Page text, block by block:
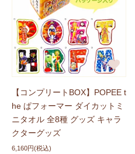
【コンプリートBOX】POPEE t
he ぱフォーマー ダイカットミ
ニタオル 全8種 グッズ キャラ
クターグッズ
6,160円(税込)